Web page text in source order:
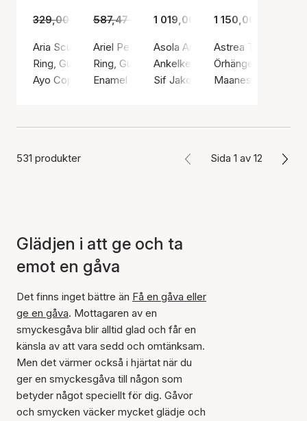
329,00 kr 229,00 kr
Aria Sculpt Ring
Ring, Guldfärg / Guldpläterat rostfritt stål
Ayo Copenhagen
587,47 kr 379,00 kr
Ariel Petrol Green Ring
Ring, Guldfärg / Guldpläterat sterlingsilver 925
Enamel Copenhagen
1 019,00 kr
Asola Ankle Chain
Ankelkedja, Guldfärg /
Sif Jakobs Jewellery
1 150,00 kr
Astrea Twinkle
Örhängen,
Maanesten
531 produkter Sida 1 av 12
Glädjen i att ge och ta
emot en gåva
Det finns inget bättre än Få en gåva eller
ge en gåva. Mottagaren av en
smyckesgåva blir alltid glad och får en
känsla av att vara sedd och omtänksam.
Men det värmer också i hjärtat när du
ger en smyckesgåva till någon som
betyder något speciellt för dig. Gåvor
och smycken väcker mycket glädje och